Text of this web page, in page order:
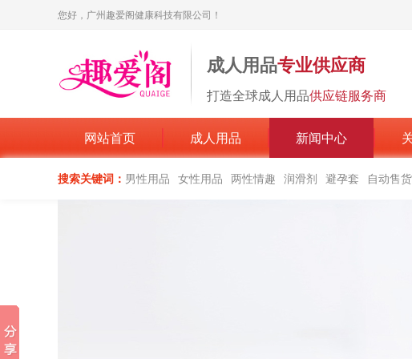
您好，广州趣爱阁健康科技有限公司！
成人用品专业供应商
打造全球成人用品供应链服务商
网站首页 成人用品 新闻中心
搜索关键词： 男性用品 女性用品 两性情趣 润滑剂 避孕套 自动售